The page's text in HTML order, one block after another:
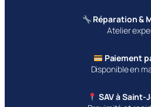
Réparation &
Atelier
Paiement
Disponible en
SAV à Saint-